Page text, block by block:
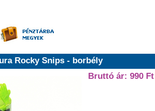
Rocky Snips - borbély
Bruttó ár: 990 Ft